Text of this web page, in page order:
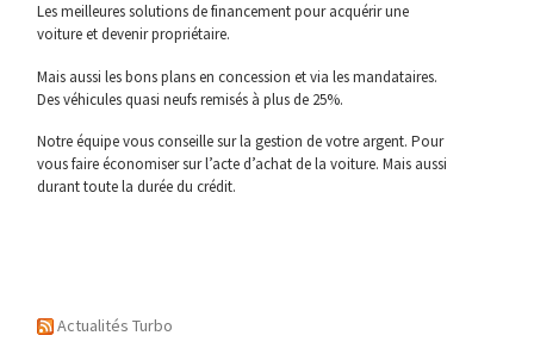
Les meilleures solutions de financement pour acquérir une
voiture et devenir propriétaire.
Mais aussi les bons plans en concession et via les mandataires.
Des véhicules quasi neufs remisés à plus de 25%.
Notre équipe vous conseille sur la gestion de votre argent. Pour
vous faire économiser sur l’acte d’achat de la voiture. Mais aussi
durant toute la durée du crédit.
Actualités Turbo